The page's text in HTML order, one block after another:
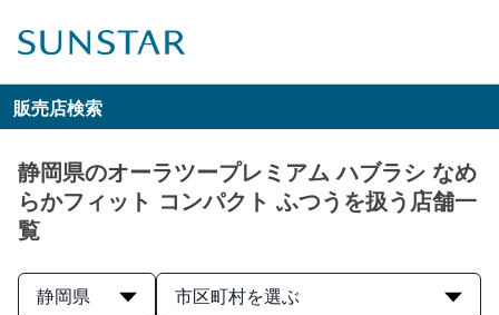
販売店検索
静岡県のオーラツープレミアム ハブラシ なめ
らかフィット コンパクト ふつうを扱う店舗一
覧
静岡県 市区町村を選ぶ